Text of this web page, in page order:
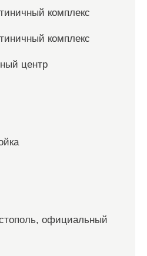
комплекс
комплекс
центр
официальный